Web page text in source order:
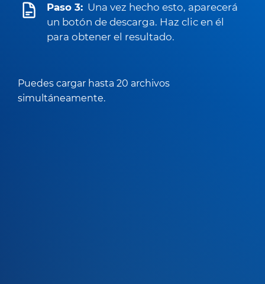
Paso 3: Una vez hecho esto, aparecerá
un botón de descarga. Haz clic en él
para obtener el resultado.
Puedes cargar hasta 20 archivos
simultáneamente.